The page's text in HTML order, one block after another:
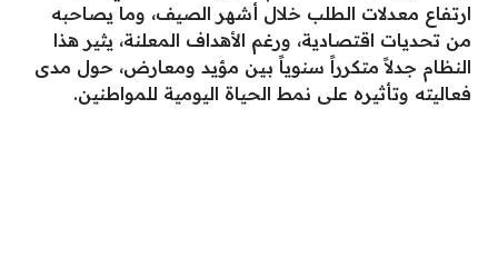
ارتفاع معدلات الطلب خلال أشهر الصيف، وما يصاحبه
من تحديات اقتصادية، ورغم الأهداف المعلنة، يثير هذا
النظام جدلاً متكرراً سنوياً بين مؤيد ومعارض، حول مدى
فعاليته وتأثيره على نمط الحياة اليومية للمواطنين.